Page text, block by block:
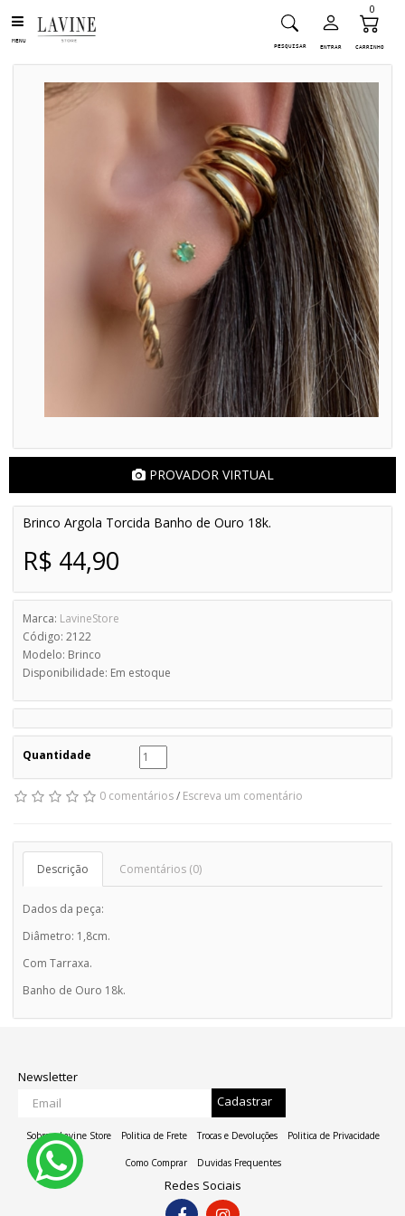
MENU
PESQUISAR ENTRAR CARRINHO
0
PROVADOR VIRTUAL
Brinco Argola Torcida Banho de Ouro 18k.
R$ 44,90
Marca: LavineStore
Código: 2122
Modelo: Brinco
Disponibilidade: Em estoque
Quantidade
0 comentários/ Escreva um comentário
Descrição Comentários (0)
Dados da peça:
Diâmetro: 1,8cm.
Com Tarraxa.
Banho de Ouro 18k.
Newsletter
Cadastrar
Sobre a Lavine Store Politica de Frete Trocas e Devoluções Politica de Privacidade
Como Comprar Duvidas Frequentes
Redes Sociais